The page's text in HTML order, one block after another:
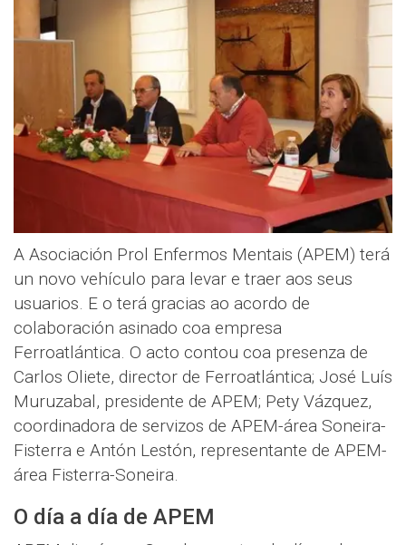
A Asociación Prol Enfermos Mentais (APEM) terá
un novo vehículo para levar e traer aos seus
usuarios. E o terá gracias ao acordo de
colaboración asinado coa empresa
Ferroatlántica. O acto contou coa presenza de
Carlos Oliete, director de Ferroatlántica; José Luís
Muruzabal, presidente de APEM; Pety Vázquez,
coordinadora de servizos de APEM-área Soneira-
Fisterra e Antón Lestón, representante de APEM-
área Fisterra-Soneira.
O día a día de APEM